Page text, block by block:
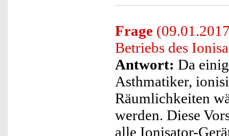
Frage
Betriebs des
Antwort: Da
Asthmatiker,
Räumlichkeiten
werden. Diese
alle Ionisator-